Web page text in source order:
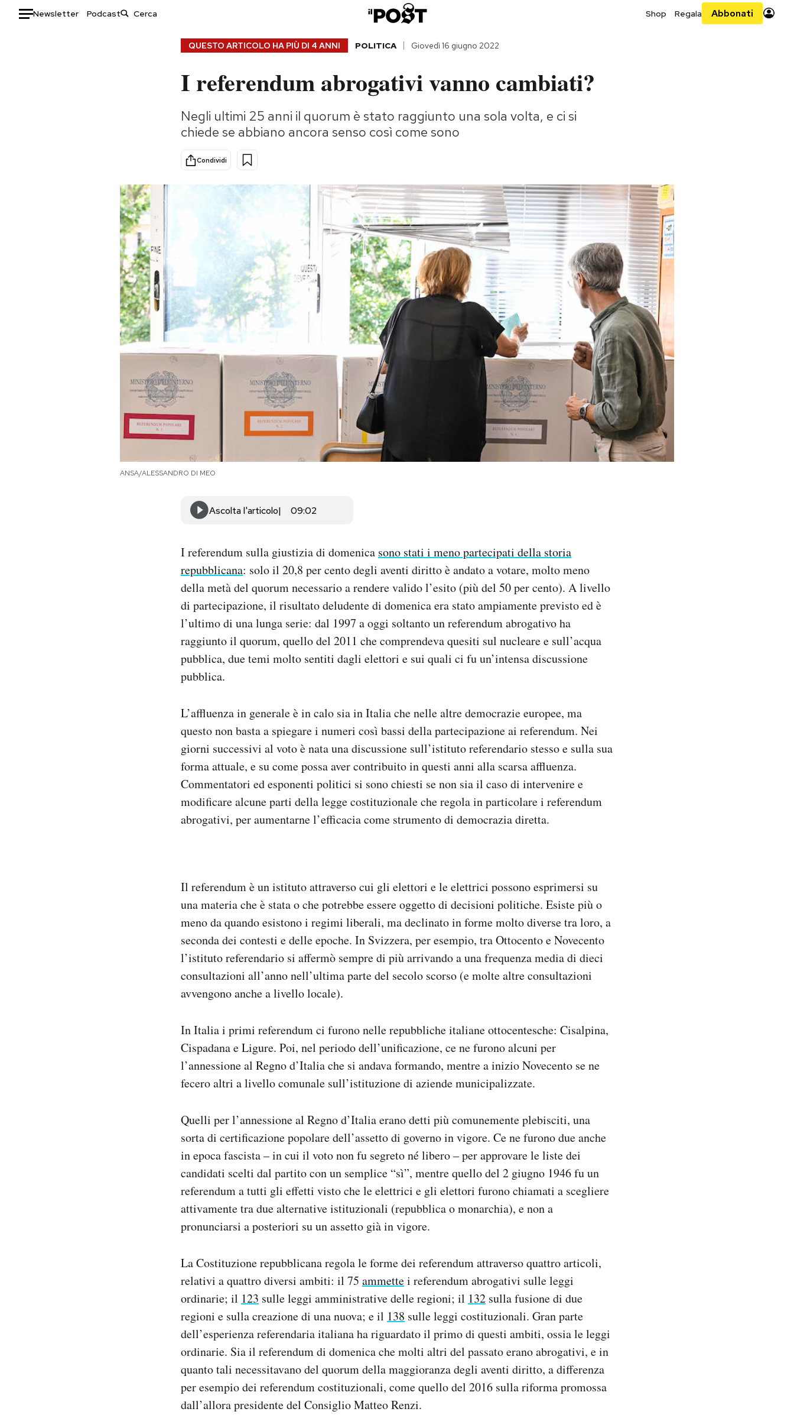
Newsletter Podcast Shop Regala Abbonati
Consumismi
Storie/Idee
Ok Boomer!
Media
Europa
Altrecose
Mondiali calcio 2026
QUESTO ARTICOLO HA PIÙ DI 4 ANNI POLITICA Giovedì 16 giugno 2022
I referendum abrogativi vanno cambiati?
Negli ultimi 25 anni il quorum è stato raggiunto una sola volta, e ci si
chiede se abbiano ancora senso così come sono
Condividi
ANSA/ALESSANDRO DI MEO
Ascolta l'articolo 09:02
I referendum sulla giustizia di domenica sono stati i meno partecipati della storia
repubblicana: solo il 20,8 per cento degli aventi diritto è andato a votare, molto meno
della metà del quorum necessario a rendere valido l’esito (più del 50 per cento). A livello
di partecipazione, il risultato deludente di domenica era stato ampiamente previsto ed è
l’ultimo di una lunga serie: dal 1997 a oggi soltanto un referendum abrogativo ha
raggiunto il quorum, quello del 2011 che comprendeva quesiti sul nucleare e sull’acqua
pubblica, due temi molto sentiti dagli elettori e sui quali ci fu un’intensa discussione
pubblica.
L’affluenza in generale è in calo sia in Italia che nelle altre democrazie europee, ma
questo non basta a spiegare i numeri così bassi della partecipazione ai referendum. Nei
giorni successivi al voto è nata una discussione sull’istituto referendario stesso e sulla sua
forma attuale, e su come possa aver contribuito in questi anni alla scarsa affluenza.
Commentatori ed esponenti politici si sono chiesti se non sia il caso di intervenire e
modificare alcune parti della legge costituzionale che regola in particolare i referendum
abrogativi, per aumentarne l’efficacia come strumento di democrazia diretta.
Il referendum è un istituto attraverso cui gli elettori e le elettrici possono esprimersi su
una materia che è stata o che potrebbe essere oggetto di decisioni politiche. Esiste più o
meno da quando esistono i regimi liberali, ma declinato in forme molto diverse tra loro, a
seconda dei contesti e delle epoche. In Svizzera, per esempio, tra Ottocento e Novecento
l’istituto referendario si affermò sempre di più arrivando a una frequenza media di dieci
consultazioni all’anno nell’ultima parte del secolo scorso (e molte altre consultazioni
avvengono anche a livello locale).
In Italia i primi referendum ci furono nelle repubbliche italiane ottocentesche: Cisalpina,
Cispadana e Ligure. Poi, nel periodo dell’unificazione, ce ne furono alcuni per
l’annessione al Regno d’Italia che si andava formando, mentre a inizio Novecento se ne
fecero altri a livello comunale sull’istituzione di aziende municipalizzate.
Quelli per l’annessione al Regno d’Italia erano detti più comunemente plebisciti, una
sorta di certificazione popolare dell’assetto di governo in vigore. Ce ne furono due anche
in epoca fascista – in cui il voto non fu segreto né libero – per approvare le liste dei
candidati scelti dal partito con un semplice “sì”, mentre quello del 2 giugno 1946 fu un
referendum a tutti gli effetti visto che le elettrici e gli elettori furono chiamati a scegliere
attivamente tra due alternative istituzionali (repubblica o monarchia), e non a
pronunciarsi a posteriori su un assetto già in vigore.
La Costituzione repubblicana regola le forme dei referendum attraverso quattro articoli,
relativi a quattro diversi ambiti: il 75 ammettei referendum abrogativi sulle leggi
ordinarie; il 123 sulle leggi amministrative delle regioni; il 132 sulla fusione di due
regioni e sulla creazione di una nuova; e il 138 sulle leggi costituzionali. Gran parte
dell’esperienza referendaria italiana ha riguardato il primo di questi ambiti, ossia le leggi
ordinarie. Sia il referendum di domenica che molti altri del passato erano abrogativi, e in
quanto tali necessitavano del quorum della maggioranza degli aventi diritto, a differenza
per esempio dei referendum costituzionali, come quello del 2016 sulla riforma promossa
dall’allora presidente del Consiglio Matteo Renzi.